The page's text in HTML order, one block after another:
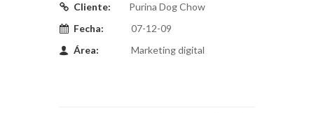
Cliente:
Purina Dog Chow
Fecha:
07-12-09
Área:
Marketing digital